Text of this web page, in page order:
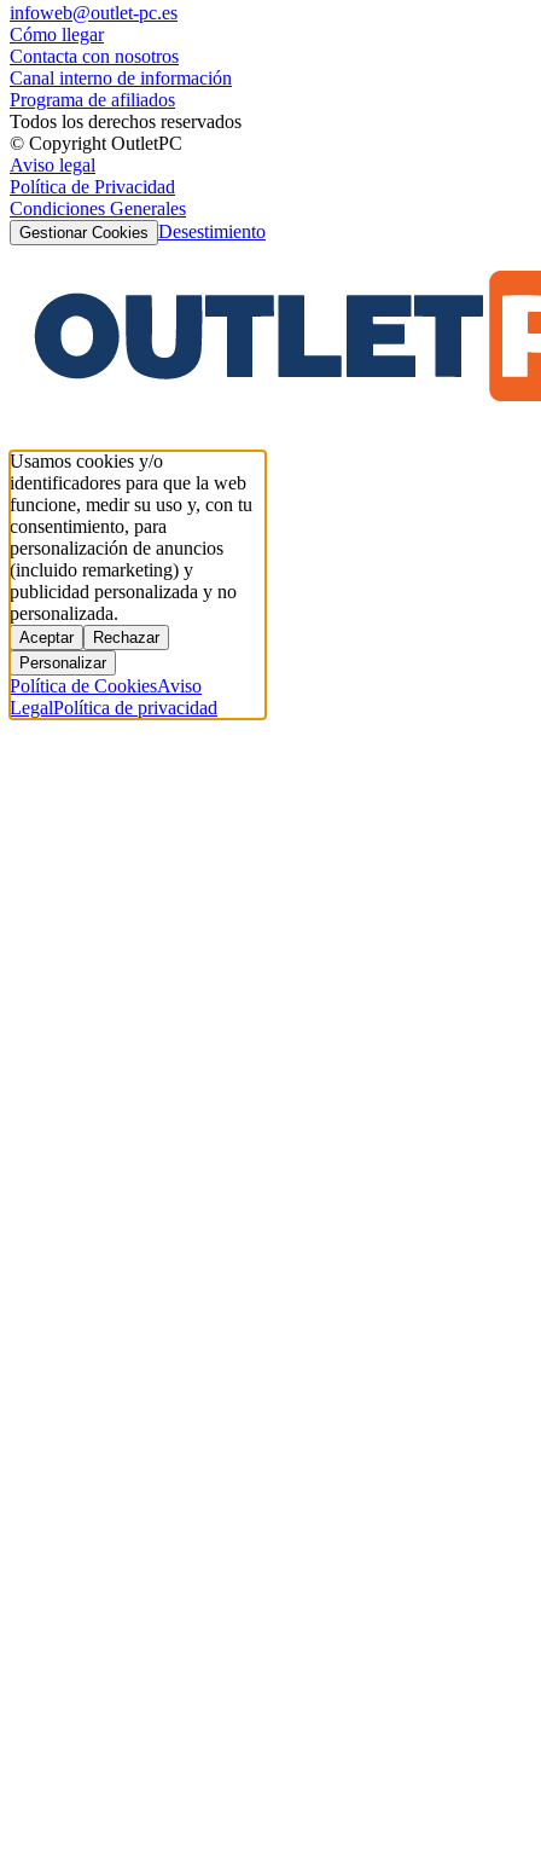
infoweb@outlet-pc.es
Cómo llegar
Contacta con nosotros
Canal interno de información
Programa de afiliados
Todos los derechos reservados
© Copyright OutletPC
Aviso legal
Política de Privacidad
Condiciones Generales
Gestionar Cookies Desestimiento
Usamos cookies y/o
identificadores para que la web
funcione, medir su uso y, con tu
consentimiento, para
personalización de anuncios
(incluido remarketing) y
publicidad personalizada y no
personalizada.
Aceptar
Rechazar
Personalizar
Política de CookiesAviso
LegalPolítica de privacidad